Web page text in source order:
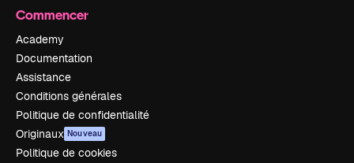
Commencer
Academy
Documentation
Assistance
Conditions générales
Politique de confidentialité
Originaux Nouveau
Politique de cookies